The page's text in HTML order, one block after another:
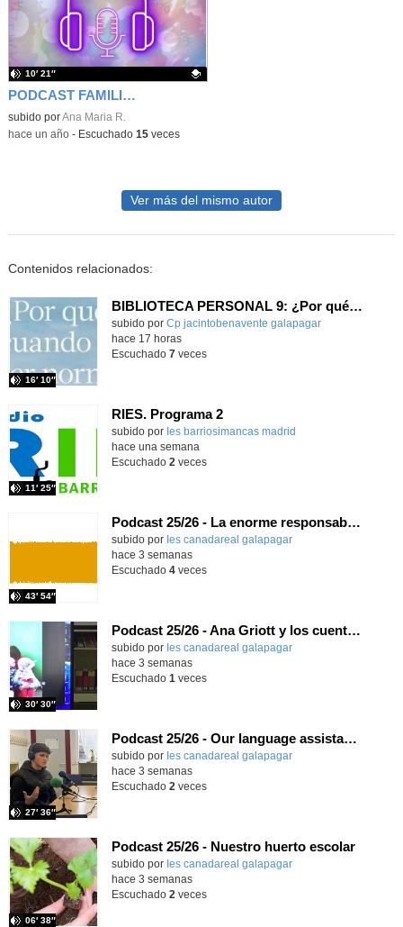
PODCAST FAMILIA CHURCHILL EPISODIO 4 TEMPORADA 2
Contenido educativo.
subido porAna Maria R.
10′ 21″
-hace un año- Escuchado 15veces
Ver más del mismo autor
Contenidos relacionados:
BIBLIOTECA PERSONAL 9: ¿Por qué ser feliz cuando puedes ser normal?
Contenido educativo.
subido por Cp jacintobenavente galapagar
16′ 10″
-
hace 17 horas
Escuchado 7veces
RIES. Programa 2
Contenido educativo.
subido por Ies barriosimancas madrid
11′ 25″
hace una semana
Escuchado 2 veces
Podcast 25/26 - La enorme responsabilidad de ser juez
subido por Ies canadareal galapagar
43′ 54″
-
hace 3 semanas
Escuchado 4veces
Podcast 25/26 - Ana Griott y los cuentos de las voces olvidadas
subido por Ies canadareal galapagar
30′ 30″
-
hace 3 semanas
Escuchado 1 veces
Podcast 25/26 - Our language assistant Ellie
subido por Ies canadareal galapagar
27′ 36″
-
hace 3 semanas
Escuchado 2 veces
Podcast 25/26 - Nuestro huerto escolar
subido por Ies canadareal galapagar
06′ 38″
-
hace 3 semanas
Escuchado 2 veces